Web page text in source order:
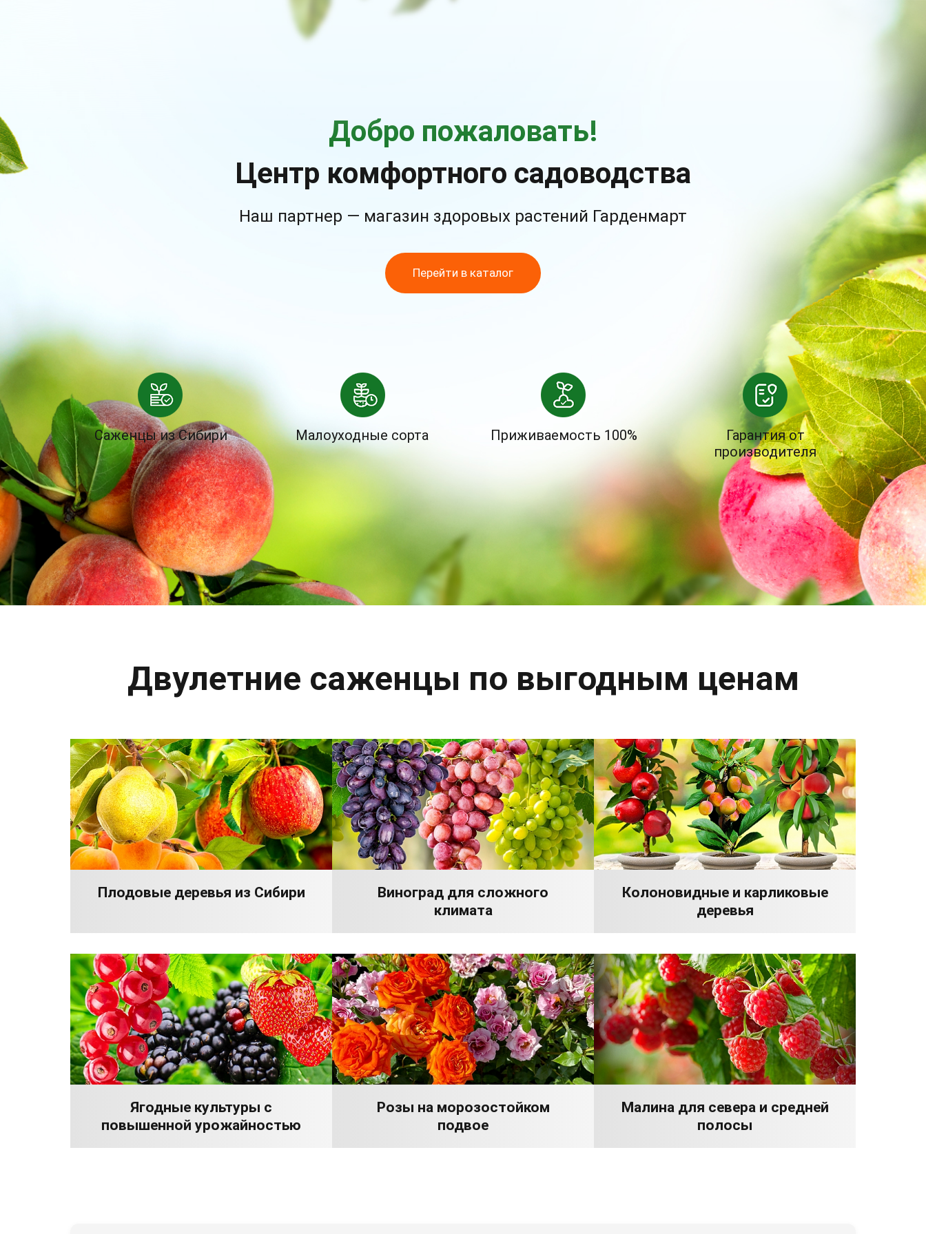
Добро пожаловать!
Центр комфортного садоводства
Наш партнер — магазин здоровых растений Гарденмарт
Перейти в каталог
Саженцы из Сибири Малоуходные сорта Приживаемость 100%
Гарантия от
производителя
Двулетние саженцы по выгодным ценам
Плодовые деревья из Сибири
Виноград для сложного
климата
Колоновидные и карликовые
деревья
Ягодные культуры с
повышенной урожайностью
Розы на морозостойком
подвое
Малина для севера и средней
полосы